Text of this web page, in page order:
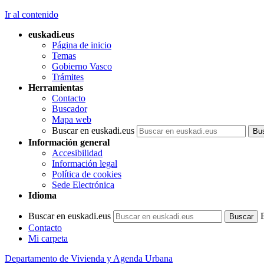
Ir al contenido
euskadi.eus
Página de inicio
Temas
Gobierno Vasco
Trámites
Herramientas
Contacto
Buscador
Mapa web
Buscar en euskadi.eus
Información general
Accesibilidad
Información legal
Política de cookies
Sede Electrónica
Idioma
Buscar en euskadi.eus
Contacto
Mi carpeta
Departamento de Vivienda y Agenda Urbana